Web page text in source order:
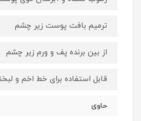
ترمیم بافت پوست زیر چشم
از بین برنده پف و ورم زیر چشم
قابل استفاده برای خط اخم و
حاوی